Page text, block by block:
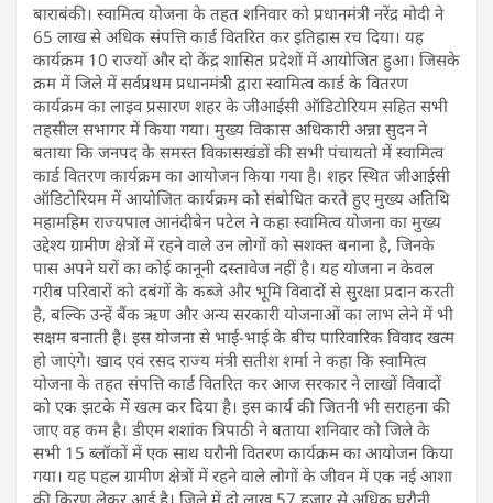
बाराबंकी। स्वामित्व योजना के तहत शनिवार को प्रधानमंत्री नरेंद्र मोदी ने
65 लाख से अधिक संपत्ति कार्ड वितरित कर इतिहास रच दिया। यह
कार्यक्रम 10 राज्यों और दो केंद्र शासित प्रदेशों में आयोजित हुआ। जिसके
क्रम में जिले में सर्वप्रथम प्रधानमंत्री द्वारा स्वामित्व कार्ड के वितरण
कार्यक्रम का लाइव प्रसारण शहर के जीआईसी ऑडिटोरियम सहित सभी
तहसील सभागर में किया गया। मुख्य विकास अधिकारी अन्ना सुदन ने
बताया कि जनपद के समस्त विकासखंडों की सभी पंचायतो में स्वामित्व
कार्ड वितरण कार्यक्रम का आयोजन किया गया है। शहर स्थित जीआईसी
ऑडिटोरियम में आयोजित कार्यक्रम को संबोधित करते हुए मुख्य अतिथि
महामहिम राज्यपाल आनंदीबेन पटेल ने कहा स्वामित्व योजना का मुख्य
उद्देश्य ग्रामीण क्षेत्रों में रहने वाले उन लोगों को सशक्त बनाना है, जिनके
पास अपने घरों का कोई कानूनी दस्तावेज नहीं है। यह योजना न केवल
गरीब परिवारों को दबंगों के कब्जे और भूमि विवादों से सुरक्षा प्रदान करती
है, बल्कि उन्हें बैंक ऋण और अन्य सरकारी योजनाओं का लाभ लेने में भी
सक्षम बनाती है। इस योजना से भाई-भाई के बीच पारिवारिक विवाद खत्म
हो जाएंगे। खाद एवं रसद राज्य मंत्री सतीश शर्मा ने कहा कि स्वामित्व
योजना के तहत संपत्ति कार्ड वितरित कर आज सरकार ने लाखों विवादों
को एक झटके में खत्म कर दिया है। इस कार्य की जितनी भी सराहना की
जाए वह कम है। डीएम शशांक त्रिपाठी ने बताया शनिवार को जिले के
सभी 15 ब्लॉकों में एक साथ घरौनी वितरण कार्यक्रम का आयोजन किया
गया। यह पहल ग्रामीण क्षेत्रों में रहने वाले लोगों के जीवन में एक नई आशा
की किरण लेकर आई है। जिले में दो लाख 57 हजार से अधिक घरौनी